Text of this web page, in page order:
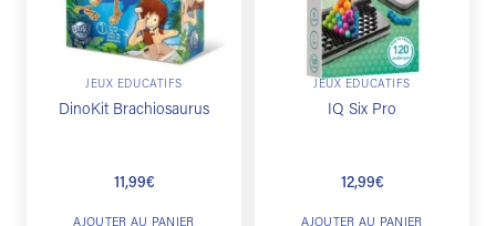
JEUX ÉDUCATIFS
DinoKit Brachiosaurus
11,99€
AJOUTER AU PANIER
JEUX ÉDUCATIFS
IQ Six Pro
12,99€
AJOUTER AU PANIER